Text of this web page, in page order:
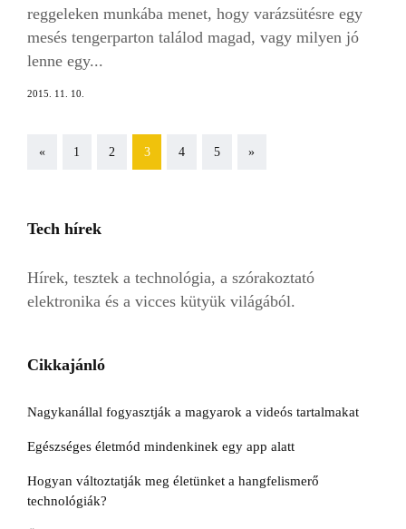
reggeleken munkába menet, hogy varázsütésre egy
mesés tengerparton találod magad, vagy milyen jó
lenne egy...
2015. 11. 10.
«Previous
1 2 3 4 5 »Next
Tech hírek
Hírek, tesztek a technológia, a szórakoztató
elektronika és a vicces kütyük világából.
Cikkajánló
Nagykanállal fogyasztják a magyarok a videós tartalmakat
Egészséges életmód mindenkinek egy app alatt
Hogyan változtatják meg életünket a hangfelismerő
technológiák?